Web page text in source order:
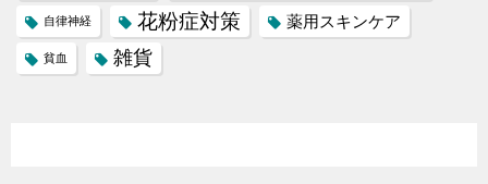
自律神経 花粉症対策 薬用スキンケア
貧血 雑貨